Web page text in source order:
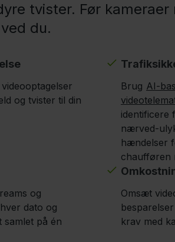
tvister. Før
du.
og tvister til din
Brug AI-
identificere
nærved-
hændelser
chaufføren
og
dato og
samlet på én
Omsæt
krav med